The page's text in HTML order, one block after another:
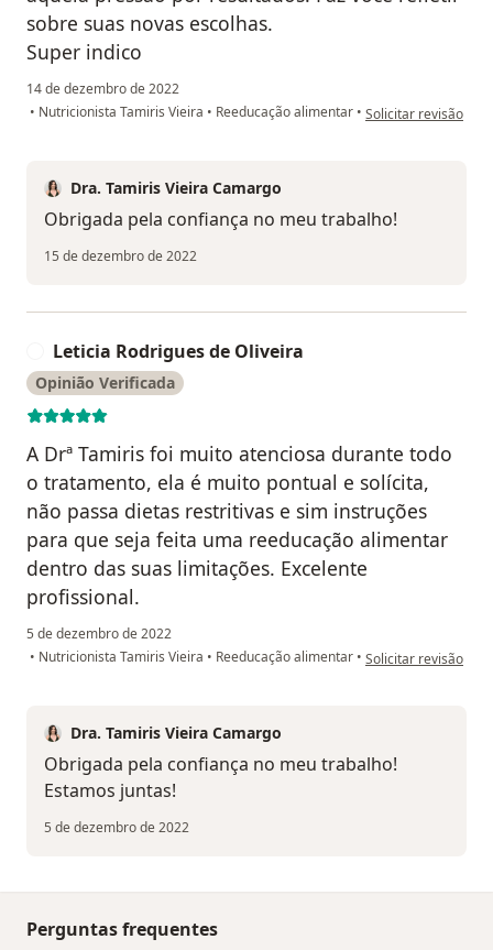
sobre suas novas escolhas.
Super indico
14 de dezembro de 2022
• Nutricionista Tamiris Vieira • Reeducação alimentar • na opinião do
Solicitar revisão
Dra. Tamiris Vieira Camargo
Obrigada pela confiança no meu trabalho!
15 de dezembro de 2022
Leticia Rodrigues de Oliveira
Opinião Verificada
A Drª Tamiris foi muito atenciosa durante todo
o tratamento, ela é muito pontual e solícita,
não passa dietas restritivas e sim instruções
para que seja feita uma reeducação alimentar
dentro das suas limitações. Excelente
profissional.
5 de dezembro de 2022
• Nutricionista Tamiris Vieira • Reeducação alimentar • na opinião do
Solicitar revisão
Dra. Tamiris Vieira Camargo
Obrigada pela confiança no meu trabalho!
Estamos juntas!
5 de dezembro de 2022
Perguntas frequentes